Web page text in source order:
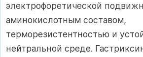
электрофоретической
аминокислотным составом,
терморезистентностью и
нейтральной среде.